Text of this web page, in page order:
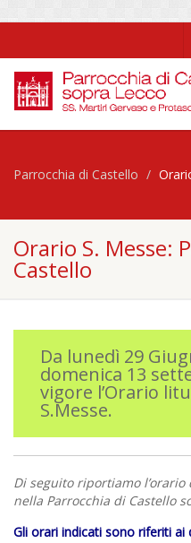
Parrocchia di Castello
Orario S. Messe:
Castello
Da lunedì 29
domenica 13
vigore l’Orario
S.Messe.
Di seguito riportiamo
nella Parrocchia di Castello
Gli orari indicati sono riferiti ai